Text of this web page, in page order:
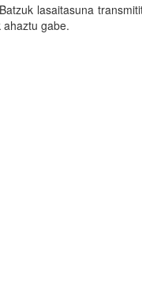
lasaitasuna
gabe.